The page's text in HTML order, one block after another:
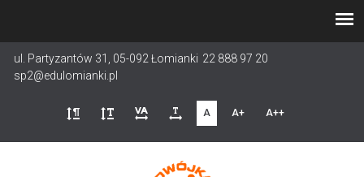
treści
ul. Partyzantów 31, 05-092 Łomianki 22 888 97 20
sp2@edulomianki.pl
A A+ A++